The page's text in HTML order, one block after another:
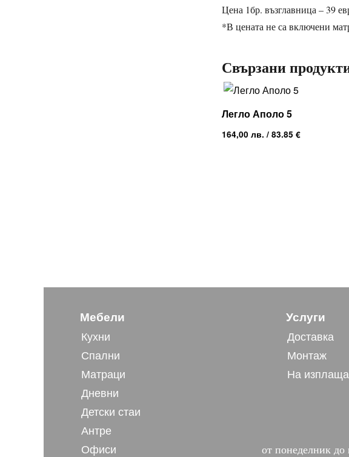
Цена 1бр. възглавница – 39
*В цената не са включени
Свързани
Легло Аполо 5
164,00лв. / 83.85 €
Мебели
Кухни
Спални
Матраци
Дневни
Детски стаи
Антре
Офиси
Услуги
Доставка
Монтаж
На
от понеделник